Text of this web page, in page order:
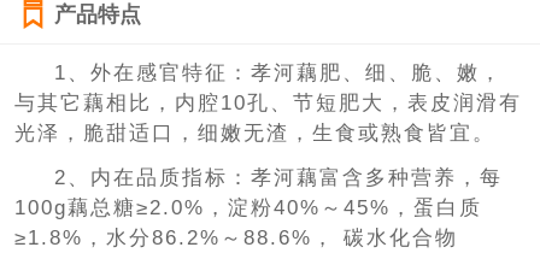
产品特点
1、外在感官特征：孝河藕肥、细、脆、嫩，
与其它藕相比，内腔10孔、节短肥大，表皮润滑有
光泽，脆甜适口，细嫩无渣，生食或熟食皆宜。
2、内在品质指标：孝河藕富含多种营养，每
100g藕总糖≥2.0%，淀粉40%～45%，蛋白质
≥1.8%，水分86.2%～88.6%， 碳水化合物